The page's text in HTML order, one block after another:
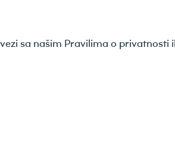
sa našim Pravilima o